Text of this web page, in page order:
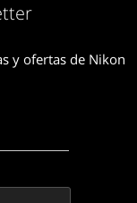
y ofertas de Nikon